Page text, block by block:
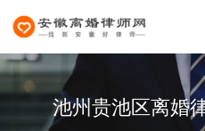
池州贵池区离婚